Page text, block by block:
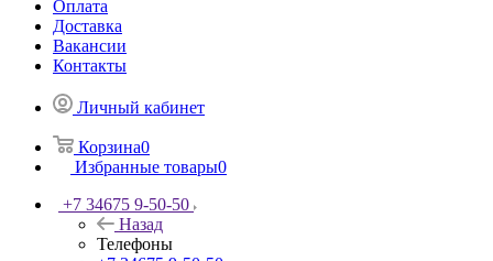
Оплата
Доставка
Вакансии
Контакты
Личный кабинет
Корзина0
Избранные товары0
+7 34675 9-50-50
Назад
Телефоны